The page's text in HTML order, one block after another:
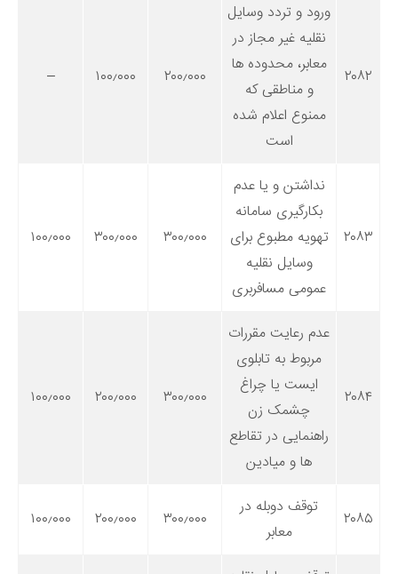
۲۰۸۲
ورود و تردد وسایل
نقلیه غیر مجاز در
معابر، محدوده ها
و مناطقی که
ممنوع اعلام شده
است
۲۰۰٫۰۰۰ ۱۰۰٫۰۰۰ –
۲۰۸۳
نداشتن و یا عدم
بکارگیری سامانه
تهویه مطبوع برای
وسایل نقلیه
عمومی مسافربری
۳۰۰٫۰۰۰ ۳۰۰٫۰۰۰ ۱۰۰٫۰۰۰
۲۰۸۴
عدم رعایت مقررات
مربوط به تابلوی
ایست یا چراغ
چشمک زن
راهنمایی در تقاطع
ها و میادین
۳۰۰٫۰۰۰ ۲۰۰٫۰۰۰ ۱۰۰٫۰۰۰
۲۰۸۵
توقف دوبله در
معابر
۳۰۰٫۰۰۰ ۲۰۰٫۰۰۰ ۱۰۰٫۰۰۰